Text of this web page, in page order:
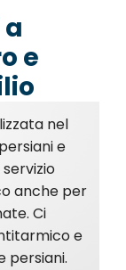
e
nel
e
anche per
Ci
e
persiani.